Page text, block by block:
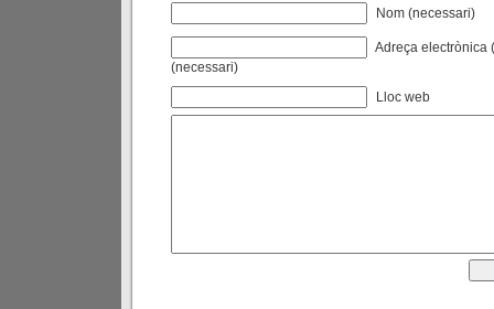
Nom (necessari)
Adreça electrònica
(necessari)
Lloc web